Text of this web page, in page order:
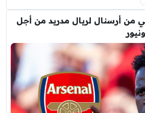
من أرسنال لريال مدريد من أجل